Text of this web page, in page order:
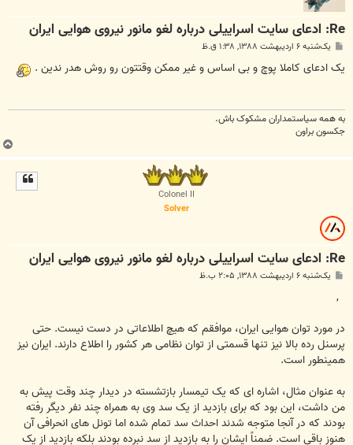
Re: ادعای سایت اسراییلی درباره لغو مانور نیروی هوایی ایران
ت
یک‌شنبه ۶ اردیبهشت ۱۳۸۸, ۱:۳۸ ق.ظ
یک ادعای کاملا پوچ و بی اساس و غیر ممکن وقتتون رو روش هدر ندین .
به همه سياستمداران مشکوک باش.
جکسون براون
Colonel II
Solver
Re: ادعای سایت اسراییلی درباره لغو مانور نیروی هوایی ایران
یک‌شنبه ۶ اردیبهشت ۱۳۸۸, ۲:۰۵ ب.ظ
,
در مورد توان هوایی ایران، موافقم که هیچ اطلاعاتی در دست نیست. حتی
پرسنل رده بالا نیز تنها قسمتی از توان نظامی هر کشور را اطلاع دارند. ایران نیز
همینطور است.
به عنوان مثال، اشاره ای که یک تیمسار بازتشسته در دیدار چند وقت پیش به
من داشت، این بود که برای بازدید از یک سد وی به همراه چند نفر دیگر رفته
بودند که در آنجا متوجه شدند احداث سد تمام شده اما تونل های انحرافی آن
هنوز باقی است. ضمناً ایشان را به بازدید از سد نبرده بودند بلکه بازدید از یک